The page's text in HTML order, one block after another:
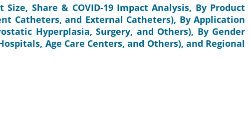
Share & COVID-19 Impact Analysis, By Product
Catheters, and External Catheters), By Application
Hyperplasia, Surgery, and Others), By Gender
Age Care Centers, and Others), and Regional